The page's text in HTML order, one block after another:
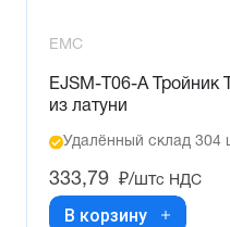
EMC
EJSM-T06-A Тройник
из латуни
Удалённый склад 304
333,79 ₽/штс НДС
В корзину